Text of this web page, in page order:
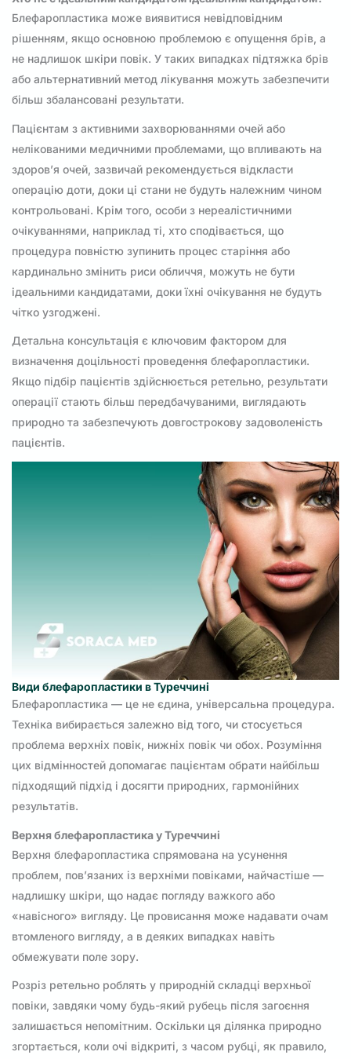
Блефаропластика може виявитися невідповідним
рішенням, якщо основною проблемою є опущення брів, а
не надлишок шкіри повік. У таких випадках підтяжка брів
або альтернативний метод лікування можуть забезпечити
більш збалансовані результати.
Пацієнтам з активними захворюваннями очей або
нелікованими медичними проблемами, що впливають на
здоров’я очей, зазвичай рекомендується відкласти
операцію доти, доки ці стани не будуть належним чином
контрольовані. Крім того, особи з нереалістичними
очікуваннями, наприклад ті, хто сподівається, що
процедура повністю зупинить процес старіння або
кардинально змінить риси обличчя, можуть не бути
ідеальними кандидатами, доки їхні очікування не будуть
чітко узгоджені.
Детальна консультація є ключовим фактором для
визначення доцільності проведення блефаропластики.
Якщо підбір пацієнтів здійснюється ретельно, результати
операції стають більш передбачуваними, виглядають
природно та забезпечують довгострокову задоволеність
пацієнтів.
Види блефаропластики в Туреччині
Блефаропластика — це не єдина, універсальна процедура.
Техніка вибирається залежно від того, чи стосується
проблема верхніх повік, нижніх повік чи обох. Розуміння
цих відмінностей допомагає пацієнтам обрати найбільш
підходящий підхід і досягти природних, гармонійних
результатів.
Верхня блефаропластика у Туреччині
Верхня блефаропластика спрямована на усунення
проблем, пов’язаних із верхніми повіками, найчастіше —
надлишку шкіри, що надає погляду важкого або
«навісного» вигляду. Це провисання може надавати очам
втомленого вигляду, а в деяких випадках навіть
обмежувати поле зору.
Розріз ретельно роблять у природній складці верхньої
повіки, завдяки чому будь-який рубець після загоєння
залишається непомітним. Оскільки ця ділянка природно
згортається, коли очі відкриті, з часом рубці, як правило,